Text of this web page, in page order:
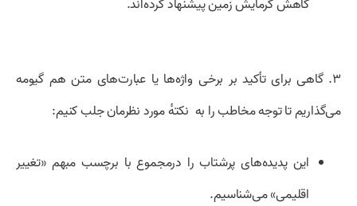
کاهش گرمایش زمین پیشنهاد کرده‌اند.
۳. گاهی برای تأکید بر برخی واژه‌ها یا عبارت‌های متن هم گیومه
می‌گذاریم تا توجه مخاطب را به نکتهٔ مورد نظرمان جلب کنیم:
این پدیده‌های پرشتاب را درمجموع با برچسب مبهم «تغییر
اقلیمی» می‌شناسیم.